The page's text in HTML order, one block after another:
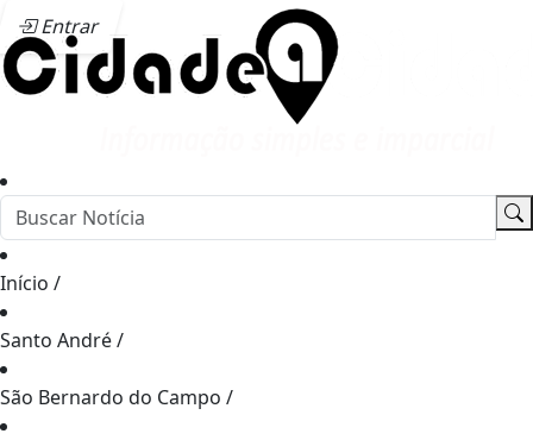
Entrar
Início /
Santo André/
São Bernardo do Campo /